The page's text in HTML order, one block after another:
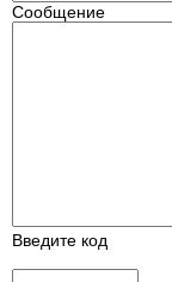
Сообщение
Введите код